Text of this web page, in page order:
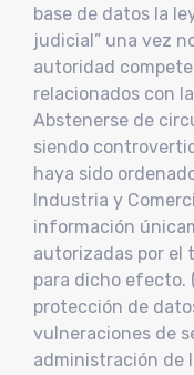
base de datos la
judicial” una vez
autoridad
relacionados con
Abstenerse de
siendo
haya sido
Industria y
información
autorizadas por el
para dicho efecto.
protección de
vulneraciones de
administración de